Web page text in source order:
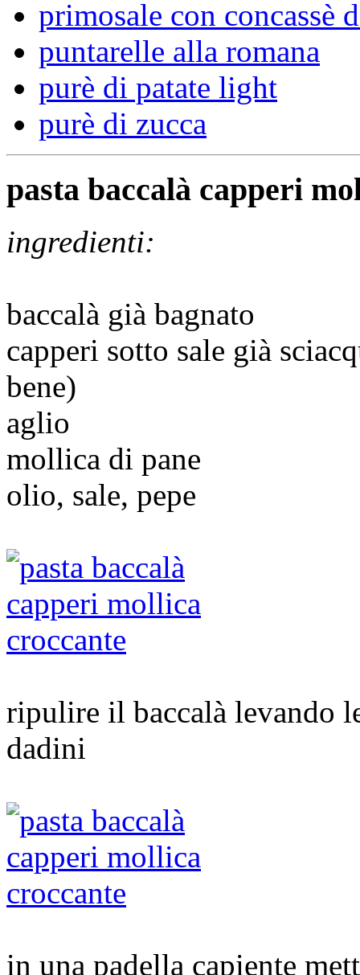
primosale con concassè
puntarelle alla romana
purè di patate light
purè di zucca
pasta baccalà capperi
ingredienti:
baccalà già bagnato
capperi sotto sale già
bene)
aglio
mollica di pane
olio, sale, pepe
ripulire il baccalà levando
dadini
in una padella capiente